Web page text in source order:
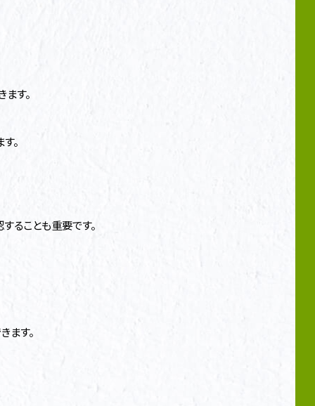
す。
。
ることも重要です。
ます。